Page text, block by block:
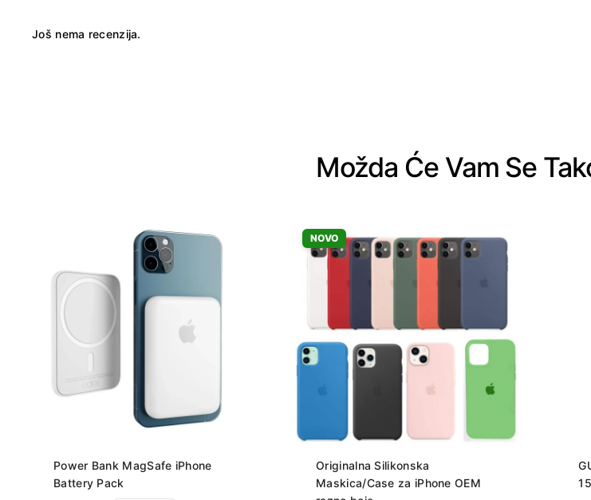
Još nema recenzija.
Možda Će Vam Se
Power Bank MagSafe iPhone
Battery Pack
NOVO
Originalna Silikonska
Maskica/Case za iPhone OEM